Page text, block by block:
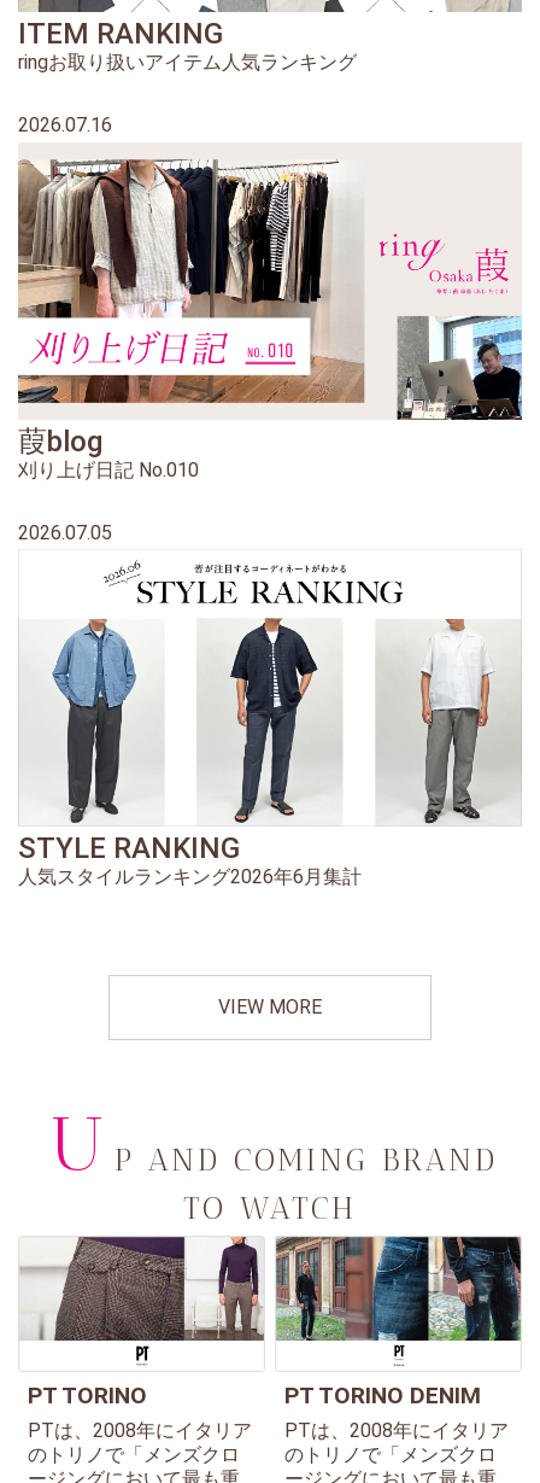
ITEM RANKING
ringお取り扱いアイテム人気ランキング
2026.07.16
葭blog
刈り上げ日記 No.010
2026.07.05
STYLE RANKING
人気スタイルランキング2026年6月集計
VIEW MORE
U P AND COMING BRAND
TO WATCH
PT TORINO
PTは、2008年にイタリア
のトリノで「メンズクロ
PT TORINO DENIM
PTは、2008年にイタリア
のトリノで「メンズクロ